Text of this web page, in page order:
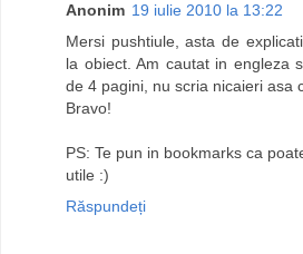
Anonim 19 iulie 2010 la 13:22
Mersi pushtiule, asta de
la obiect. Am cautat in engleza
de 4 pagini, nu scria nicaieri asa
Bravo!
PS: Te pun in bookmarks ca
utile :)
Răspundeți